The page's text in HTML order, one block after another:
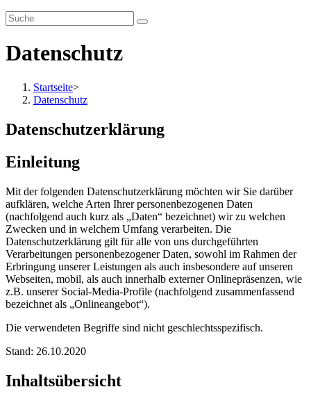
Datenschutz
Startseite>
Datenschutz
Datenschutzerklärung
Einleitung
Mit der folgenden Datenschutzerklärung möchten wir Sie darüber
aufklären, welche Arten Ihrer personenbezogenen Daten
(nachfolgend auch kurz als „Daten“ bezeichnet) wir zu welchen
Zwecken und in welchem Umfang verarbeiten. Die
Datenschutzerklärung gilt für alle von uns durchgeführten
Verarbeitungen personenbezogener Daten, sowohl im Rahmen der
Erbringung unserer Leistungen als auch insbesondere auf unseren
Webseiten, mobil, als auch innerhalb externer Onlinepräsenzen, wie
z.B. unserer Social-Media-Profile (nachfolgend zusammenfassend
bezeichnet als „Onlineangebot“).
Die verwendeten Begriffe sind nicht geschlechtsspezifisch.
Stand: 26.10.2020
Inhaltsübersicht